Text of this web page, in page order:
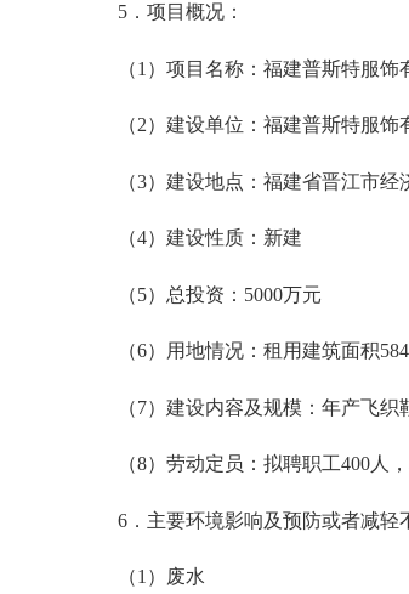
5．项目概况：
（1）项目名称：福建普斯特服饰
（2）建设单位：福建普斯特服饰
（3）建设地点：福建省晋江市经
（4）建设性质：新建
（5）总投资：5000万元
（6）用地情况：租用建筑面积
（7）建设内容及规模：年产飞织
（8）劳动定员：拟聘职工400人，
6．主要环境影响及预防或者减轻
（1）废水